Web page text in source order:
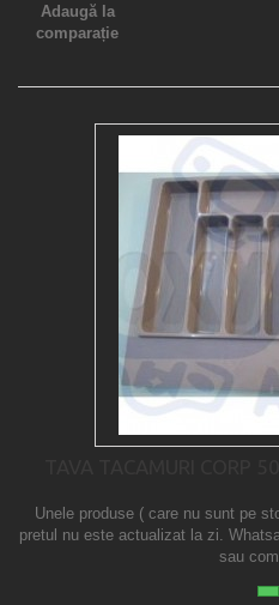
Adaugă la
comparație
Unele produse ( care nu sunt pe
pretul nu este actualizat la zi.
sau